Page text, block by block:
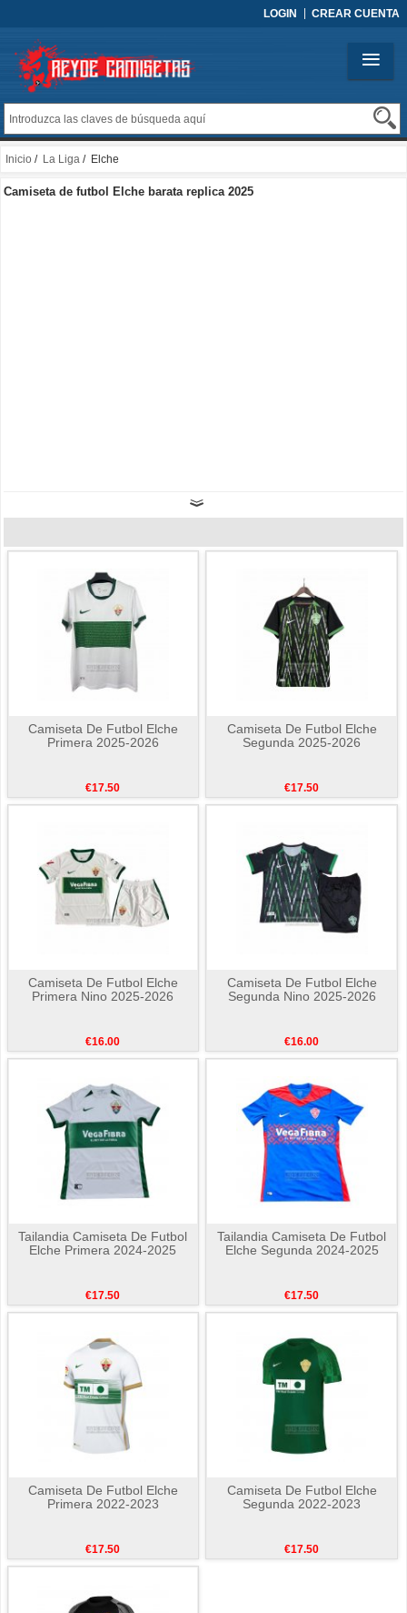
LOGIN CREAR CUENTA
Inicio / La Liga / Elche
Camiseta de futbol Elche barata replica 2025
Camiseta De Futbol Elche
Primera 2025-2026
€17.50
Camiseta De Futbol Elche
Segunda 2025-2026
€17.50
Camiseta De Futbol Elche
Primera Nino 2025-2026
€16.00
Camiseta De Futbol Elche
Segunda Nino 2025-2026
€16.00
Tailandia Camiseta De Futbol
Elche Primera 2024-2025
€17.50
Tailandia Camiseta De Futbol
Elche Segunda 2024-2025
€17.50
Camiseta De Futbol Elche
Primera 2022-2023
€17.50
Camiseta De Futbol Elche
Segunda 2022-2023
€17.50